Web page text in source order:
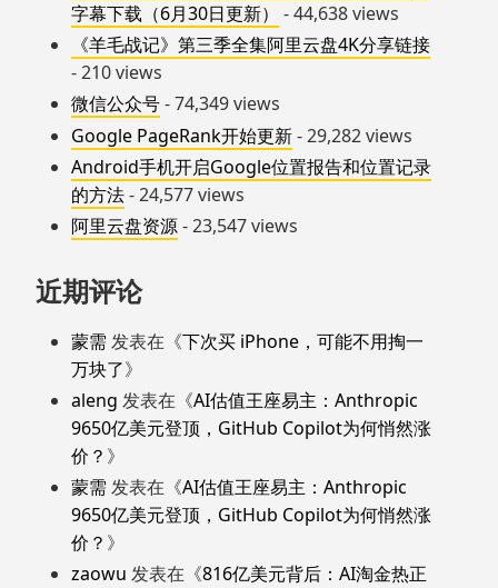
字幕下载（6月30日更新）
- 44,638 views
《羊毛战记》第三季全集阿里云盘4K分享链接
- 210 views
微信公众号- 74,349 views
Google PageRank开始更新- 29,282 views
Android手机开启Google位置报告和位置记录
的方法- 24,577 views
阿里云盘资源- 23,547 views
近期评论
蒙需 发表在《下次买 iPhone，可能不用掏一
万块了》
aleng 发表在《AI估值王座易主：Anthropic
9650亿美元登顶，GitHub Copilot为何悄然涨
价？ 》
蒙需 发表在《AI估值王座易主：Anthropic
9650亿美元登顶，GitHub Copilot为何悄然涨
价？ 》
zaowu 发表在《816亿美元背后：AI淘金热正